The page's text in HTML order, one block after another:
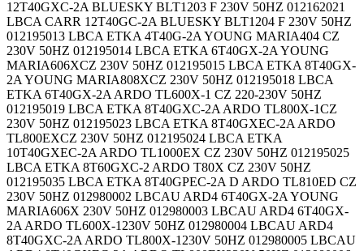
12T40GXC-2A BLUESKY BLT1203 F 230V 50HZ 012162021
LBCA CARR 12T40GC-2A BLUESKY BLT1204 F 230V 50HZ
012195013 LBCA ETKA 4T40G-2A YOUNG MARIA404 CZ
230V 50HZ 012195014 LBCA ETKA 6T40GX-2A YOUNG
MARIA606XCZ 230V 50HZ 012195015 LBCA ETKA 8T40GX-
2A YOUNG MARIA808XCZ 230V 50HZ 012195018 LBCA
ETKA 6T40GX-2A ARDO TL600X-1 CZ 220-230V 50HZ
012195019 LBCA ETKA 8T40GXC-2A ARDO TL800X-1CZ
230V 50HZ 012195023 LBCA ETKA 8T40GXEC-2A ARDO
TL800EXCZ 230V 50HZ 012195024 LBCA ETKA
10T40GXEC-2A ARDO TL1000EX CZ 230V 50HZ 012195025
LBCA ETKA 8T60GXC-2 ARDO T80X CZ 230V 50HZ
012195035 LBCA ETKA 8T40GPEC-2A D ARDO TL810ED CZ
230V 50HZ 012980002 LBCAU ARD4 6T40GX-2A YOUNG
MARIA606X 230V 50HZ 012980003 LBCAU ARD4 6T40GX-
2A ARDO TL600X-1230V 50HZ 012980004 LBCAU ARD4
8T40GXC-2A ARDO TL800X-1230V 50HZ 012980005 LBCAU